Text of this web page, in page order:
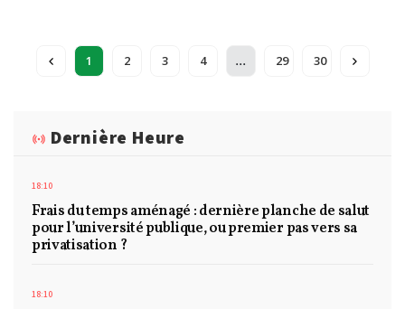
1 2 3 4 ... 29 30
Dernière Heure
18:10
Frais du temps aménagé : dernière planche de salut
pour l’université publique, ou premier pas vers sa
privatisation ?
18:10